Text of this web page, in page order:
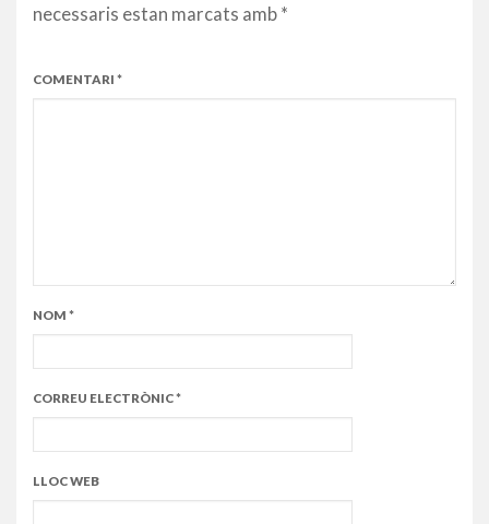
necessaris estan marcats amb *
COMENTARI *
NOM *
CORREU ELECTRÒNIC*
LLOC WEB